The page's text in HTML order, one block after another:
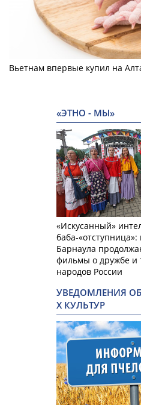
Вьетнам впервые купил на
«ЭТНО - МЫ»
«Искусанный»
баба-
Барнаула
фильмы о дружбе и
народов России
УВЕДОМЛЕНИЯ
Х КУЛЬТУР